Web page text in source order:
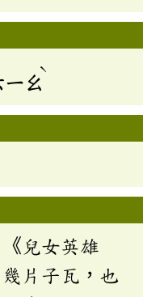
ㄧㄠ
ˋ
兒女英雄
片子瓦，也